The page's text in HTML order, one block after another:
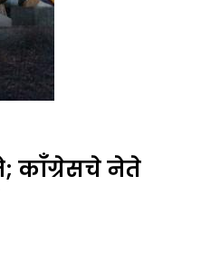
काँग्रेसचे नेते